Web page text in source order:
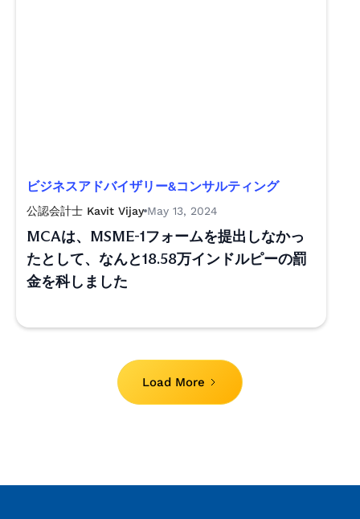
ビジネスアドバイザリー&コンサルティング
公認会計士 Kavit Vijay May 13, 2024
MCAは、MSME-1フォームを提出しなかっ
たとして、なんと18.58万インドルピーの罰
金を科しました
Load More